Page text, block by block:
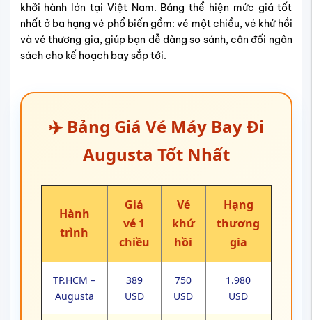
khởi hành lớn tại Việt Nam. Bảng thể hiện mức giá tốt
nhất ở ba hạng vé phổ biến gồm: vé một chiều, vé khứ hồi
và vé thương gia, giúp bạn dễ dàng so sánh, cân đối ngân
sách cho kế hoạch bay sắp tới.
✈️ Bảng Giá Vé Máy Bay Đi
Augusta Tốt Nhất
Hành
trình
Giá
vé 1
chiều
Vé
khứ
hồi
Hạng
thương
gia
TP.HCM –
Augusta
389
USD
750
USD
1.980
USD